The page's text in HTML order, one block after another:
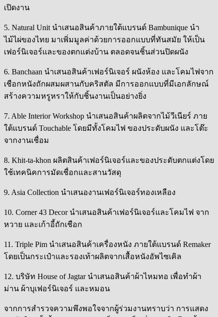
เปิดงาน
5. Natural Unit นำเสนอสินค้าภายใต้แบรนด์ Bambunique นำ
ไม้ไผ่ของไทย มาเพิ่มมูลค่าด้วยการออกแบบที่ทันสมัย ให้เป็น
เฟอร์นิเจอร์และของตกแต่งบ้าน ตลอดจนชิ้นส่วนปิดผนัง
6. Banchaan นำเสนอสินค้าเฟอร์นิเจอร์ ผนังห้อง และโคมไฟจาก
เชือกหนังถักผสมผสานกับคริสตัล มีการออกแบบที่มีเอกลักษณ์
สร้างความหรูหราให้กับชิ้นงานเป็นอย่างยิ่ง
7. Able Interior Workshop นำเสนอสินค้าผลิตจากไม้วีเนียร์ ภาย
ใต้แบรนด์ Touchable โดยมีทั้งโคมไฟ ของประดับผนัง และโต๊ะ
จากงานเชื่อม
8. Khit-ta-khon ผลิตสินค้าเฟอร์นิเจอร์และของประดับตกแต่งโดย
ใช้เทคนิคการมัดเชื่อกและสานวัสดุ
9. Asia Collection นำเสนองานเฟอร์นิเจอร์ทองเหลือง
10. Corner 43 Decor นำเสนอสินค้าเฟอร์นิเจอร์และโคมไฟ จาก
หวาย และเก้าอี้ถักเชือก
11. Triple Pim นำเสนอสินค้าเครื่องหนัง ภายใต้แบรนด์ Remaker
โดยเป็นกระเป๋าและรองเท้าผลิตจากเสื้อหนังอัพไซเคิล
12. บริษัท House of Jagtar นำเสนอสินค้าผ้าไหมทอ เพื่อทำผ้า
ม่าน ผ้าบุเฟอร์นิเจอร์ และหมอน
จากการสำรวจความพึงพอใจจากผู้ร่วมงานทราบว่า การแสดง